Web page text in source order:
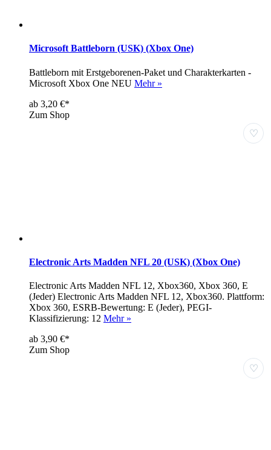
Microsoft Battleborn (USK) (Xbox One)
Battleborn mit Erstgeborenen-Paket und Charakterkarten -
Microsoft Xbox One NEU Mehr »
ab 3,20 €*
Zum Shop
♡
Electronic Arts Madden NFL 20 (USK) (Xbox One)
Electronic Arts Madden NFL 12, Xbox360, Xbox 360, E
(Jeder) Electronic Arts Madden NFL 12, Xbox360. Plattform:
Xbox 360, ESRB-Bewertung: E (Jeder), PEGI-
Klassifizierung: 12 Mehr »
ab 3,90 €*
Zum Shop
♡